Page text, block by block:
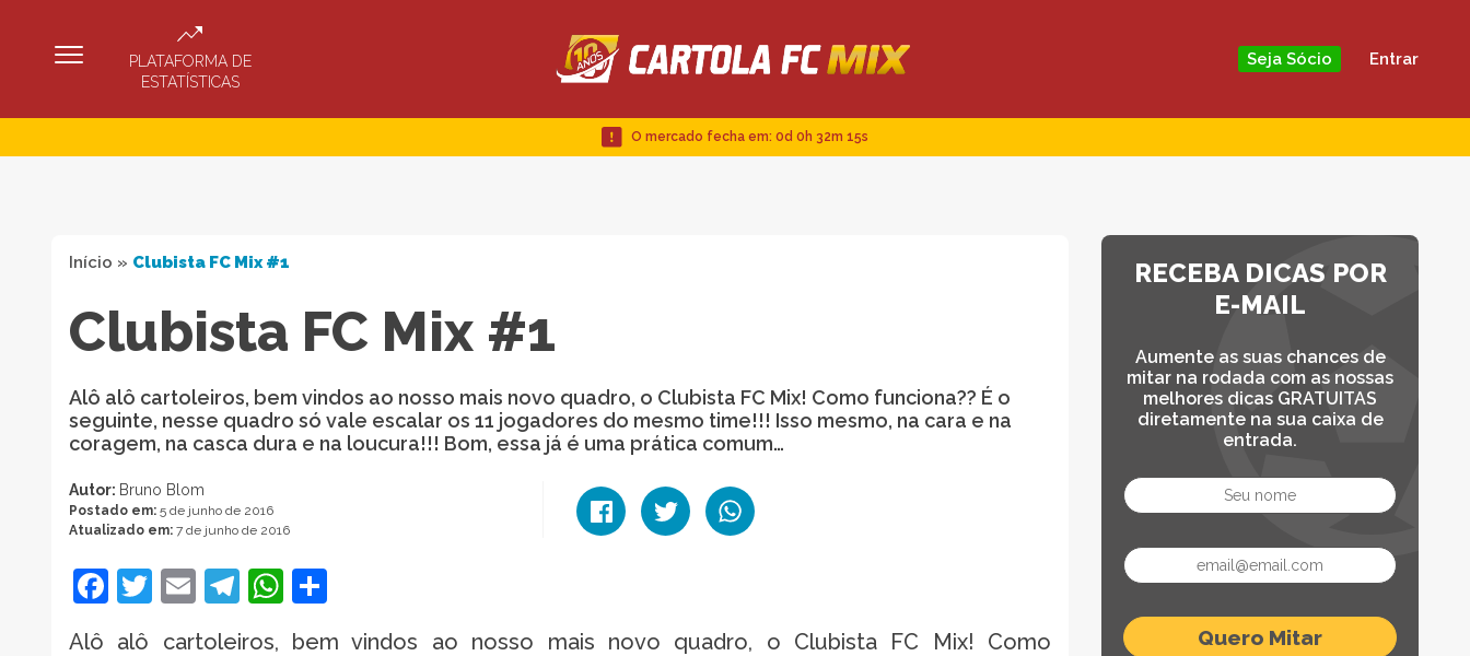
PLATAFORMA DE
ESTATÍSTICAS
Seja Sócio Entrar
O mercado fecha em: 0d 0h 32m 15s
Início » Clubista FC Mix #1
Clubista FC Mix #1
Alô alô cartoleiros, bem vindos ao nosso mais novo quadro, o Clubista FC Mix! Como funciona?? É o
seguinte, nesse quadro só vale escalar os 11 jogadores do mesmo time!!! Isso mesmo, na cara e na
coragem, na casca dura e na loucura!!! Bom, essa já é uma prática comum…
Autor: Bruno Blom
Postado em: 5 de junho de 2016
Atualizado em: 7 de junho de 2016
Facebook
Twitter
EmailTelegram
WhatsApp
Alô alô cartoleiros, bem vindos ao nosso mais novo quadro, o Clubista FC Mix! Como
RECEBA DICAS POR
E-MAIL
Aumente as suas chances de
mitar na rodada com as nossas
melhores dicas GRATUITAS
diretamente na sua caixa de
entrada.